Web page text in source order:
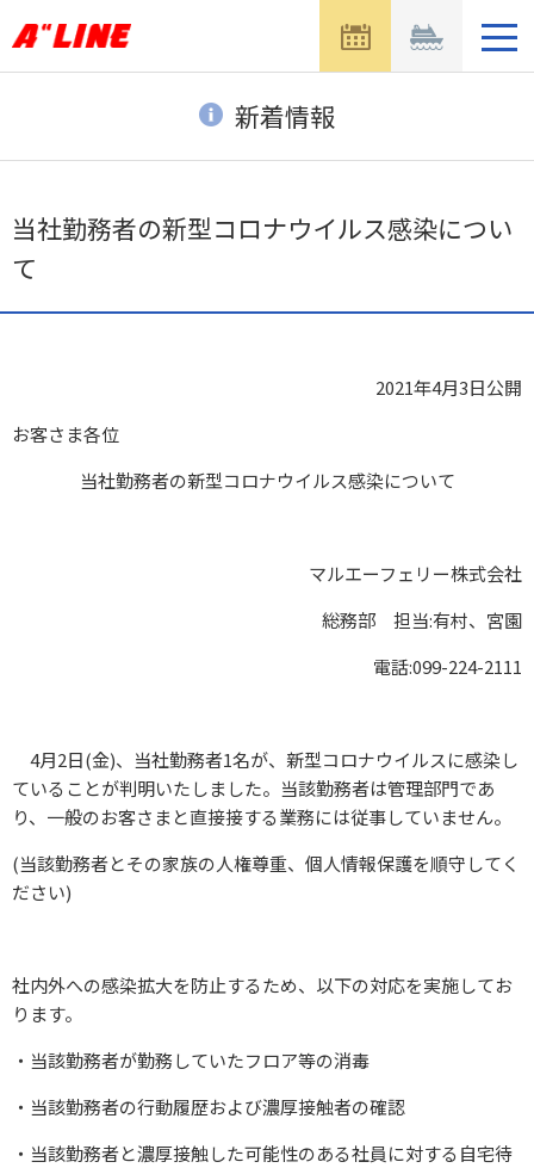
ュ
開
新着情報
当社勤務者の新型コロナウイルス感染につい
て
2021年4月3日公開
お客さま各位
当社勤務者の新型コロナウイルス感染について
マルエーフェリー株式会社
総務部 担当:有村、宮園
電話:099-224-2111
4月2日(金)、当社勤務者1名が、新型コロナウイルスに感染し
ていることが判明いたしました。当該勤務者は管理部門であ
り、一般のお客さまと直接接する業務には従事していません。
(当該勤務者とその家族の人権尊重、個人情報保護を順守してく
ださい)
社内外への感染拡大を防止するため、以下の対応を実施してお
ります。
・当該勤務者が勤務していたフロア等の消毒
・当該勤務者の行動履歴および濃厚接触者の確認
・当該勤務者と濃厚接触した可能性のある社員に対する自宅待